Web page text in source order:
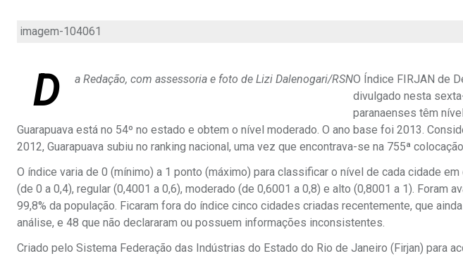
imagem-104061
D a Redação, com assessoria e foto de Lizi Dalenogari/RSNO Índice FIRJAN de
divulgado nesta
paranaenses têm
Guarapuava está no 54º no estado e obtem o nível moderado. O ano base foi 2013.
2012, Guarapuava subiu no ranking nacional, uma vez que encontrava-se na 755ª
O índice varia de 0 (mínimo) a 1 ponto (máximo) para classificar o nível de cada cidade
(de 0 a 0,4), regular (0,4001 a 0,6), moderado (de 0,6001 a 0,8) e alto (0,8001 a 1). Foram
99,8% da população. Ficaram fora do índice cinco cidades criadas recentemente, que
análise, e 48 que não declararam ou possuem informações inconsistentes.
Criado pelo Sistema Federação das Indústrias do Estado do Rio de Janeiro (Firjan) para